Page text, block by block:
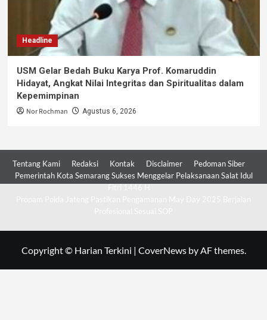
Headline
USM Gelar Bedah Buku Karya Prof. Komaruddin
Hidayat, Angkat Nilai Integritas dan Spiritualitas dalam
Kepemimpinan
Nor Rochman Agustus 6, 2026
Tentang Kami Redaksi Kontak Disclaimer
Pedoman Siber
Pemerintah Kota Semarang Sukses Menggelar Pelaksanaan Salat Idul
Copyright © Harian Terkini | CoverNewsby AF themes.